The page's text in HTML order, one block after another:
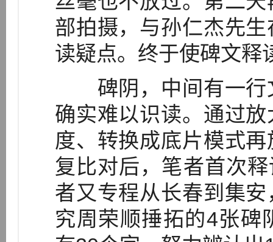
部拍摄，与孙仁杰先
读疑点。终于使碑文释
碑阴，中间有一行
确实难以识读。通过
度、转换成底片模式
复比对后，笔者首次
者又专程从长春到集
究周荣顺捶拓的4张碑